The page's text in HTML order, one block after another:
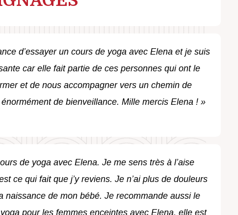
d’essayer un cours de yoga avec Elena et je suis
car elle fait partie de ces personnes qui ont le
et de nous accompagner vers un chemin de
de bienveillance. Mille mercis Elena ! »
de yoga avec Elena. Je me sens très à l’aise
ce qui fait que j’y reviens. Je n’ai plus de douleurs
naissance de mon bébé. Je recommande aussi le
pour les femmes enceintes avec Elena, elle est